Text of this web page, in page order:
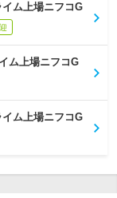
ム上場ニフコG
ム上場ニフコG
ム上場ニフコG